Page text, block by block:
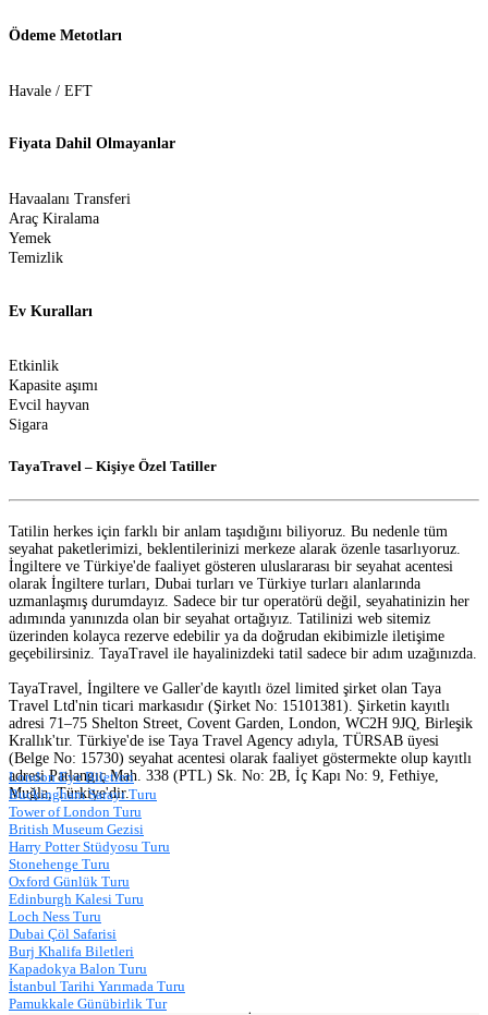
Ödeme Metotları
Havale / EFT
Fiyata Dahil Olmayanlar
Havaalanı Transferi
Araç Kiralama
Yemek
Temizlik
Ev Kuralları
Etkinlik
Kapasite aşımı
Evcil hayvan
Sigara
TayaTravel – Kişiye Özel Tatiller
Tatilin herkes için farklı bir anlam taşıdığını biliyoruz. Bu nedenle tüm
seyahat paketlerimizi, beklentilerinizi merkeze alarak özenle tasarlıyoruz.
İngiltere ve Türkiye'de faaliyet gösteren uluslararası bir seyahat acentesi
olarak İngiltere turları, Dubai turları ve Türkiye turları alanlarında
uzmanlaşmış durumdayız. Sadece bir tur operatörü değil, seyahatinizin her
adımında yanınızda olan bir seyahat ortağıyız. Tatilinizi web sitemiz
üzerinden kolayca rezerve edebilir ya da doğrudan ekibimizle iletişime
geçebilirsiniz. TayaTravel ile hayalinizdeki tatil sadece bir adım uzağınızda.
TayaTravel, İngiltere ve Galler'de kayıtlı özel limited şirket olan Taya
Travel Ltd'nin ticari markasıdır (Şirket No: 15101381). Şirketin kayıtlı
adresi 71–75 Shelton Street, Covent Garden, London, WC2H 9JQ, Birleşik
Krallık'tır. Türkiye'de ise Taya Travel Agency adıyla, TÜRSAB üyesi
(Belge No: 15730) seyahat acentesi olarak faaliyet göstermekte olup kayıtlı
adresi Patlangıç Mah. 338 (PTL) Sk. No: 2B, İç Kapı No: 9, Fethiye,
Muğla, Türkiye'dir.
London Eye Biletleri
Buckingham Sarayı Turu
Tower of London Turu
British Museum Gezisi
Harry Potter Stüdyosu Turu
Stonehenge Turu
Oxford Günlük Turu
Edinburgh Kalesi Turu
Loch Ness Turu
Dubai Çöl Safarisi
Burj Khalifa Biletleri
Kapadokya Balon Turu
İstanbul Tarihi Yarımada Turu
Pamukkale Günübirlik Tur